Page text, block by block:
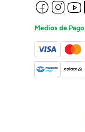
Medios de Pago